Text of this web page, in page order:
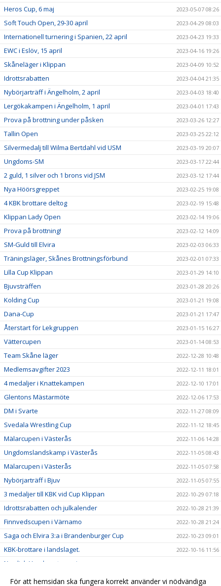
Heros Cup, 6 maj 2023-05-07 08:26
Soft Touch Open, 29-30 april 2023-04-29 08:03
Internationell turnering i Spanien, 22 april 2023-04-23 19:33
EWC i Eslöv, 15 april 2023-04-16 19:26
Skåneläger i Klippan 2023-04-09 10:52
Idrottsrabatten 2023-04-04 21:35
Nybörjarträff i Ängelholm, 2 april 2023-04-03 18:40
Lergökakampen i Ängelholm, 1 april 2023-04-01 17:43
Prova på brottning under påsken 2023-03-26 12:27
Tallin Open 2023-03-25 22:12
Silvermedalj till Wilma Bertdahl vid USM 2023-03-19 20:07
Ungdoms-SM 2023-03-17 22:44
2 guld, 1 silver och 1 brons vid JSM 2023-03-12 17:44
Nya Höörsgreppet 2023-02-25 19:08
4 KBK brottare deltog 2023-02-19 15:48
Klippan Lady Open 2023-02-14 19:06
Prova på brottning! 2023-02-12 14:09
SM-Guld till Elvira 2023-02-03 06:33
Träningsläger, Skånes Brottningsförbund 2023-02-01 07:33
Lilla Cup Klippan 2023-01-29 14:10
Bjuvsträffen 2023-01-28 20:26
Kolding Cup 2023-01-21 19:08
Dana-Cup 2023-01-21 17:47
Återstart för Lekgruppen 2023-01-15 16:27
Vättercupen 2023-01-14 08:53
Team Skåne läger 2022-12-28 10:48
Medlemsavgifter 2023 2022-12-11 18:01
4 medaljer i Knattekampen 2022-12-10 17:01
Glentons Mästarmöte 2022-12-06 17:53
DM i Svarte 2022-11-27 08:09
Svedala Wrestling Cup 2022-11-12 18:45
Mälarcupen i Västerås 2022-11-06 14:28
Ungdomslandskamp i Västerås 2022-11-05 08:43
Mälarcupen i Västerås 2022-11-05 07:58
Nybörjarträff i Bjuv 2022-11-05 07:55
3 medaljer till KBK vid Cup Klippan 2022-10-29 07:18
Idrottsrabatten och julkalender 2022-10-28 21:39
Finnvedscupen i Värnamo 2022-10-28 21:24
Saga och Elvira 3:a i Brandenburger Cup 2022-10-23 09:01
KBK-brottare i landslaget. 2022-10-16 11:56
Nordisk Ungdomsturnering
Öresundsträffen 2022-10-16 11:54
För att hemsidan ska fungera korrekt använder vi nödvändiga